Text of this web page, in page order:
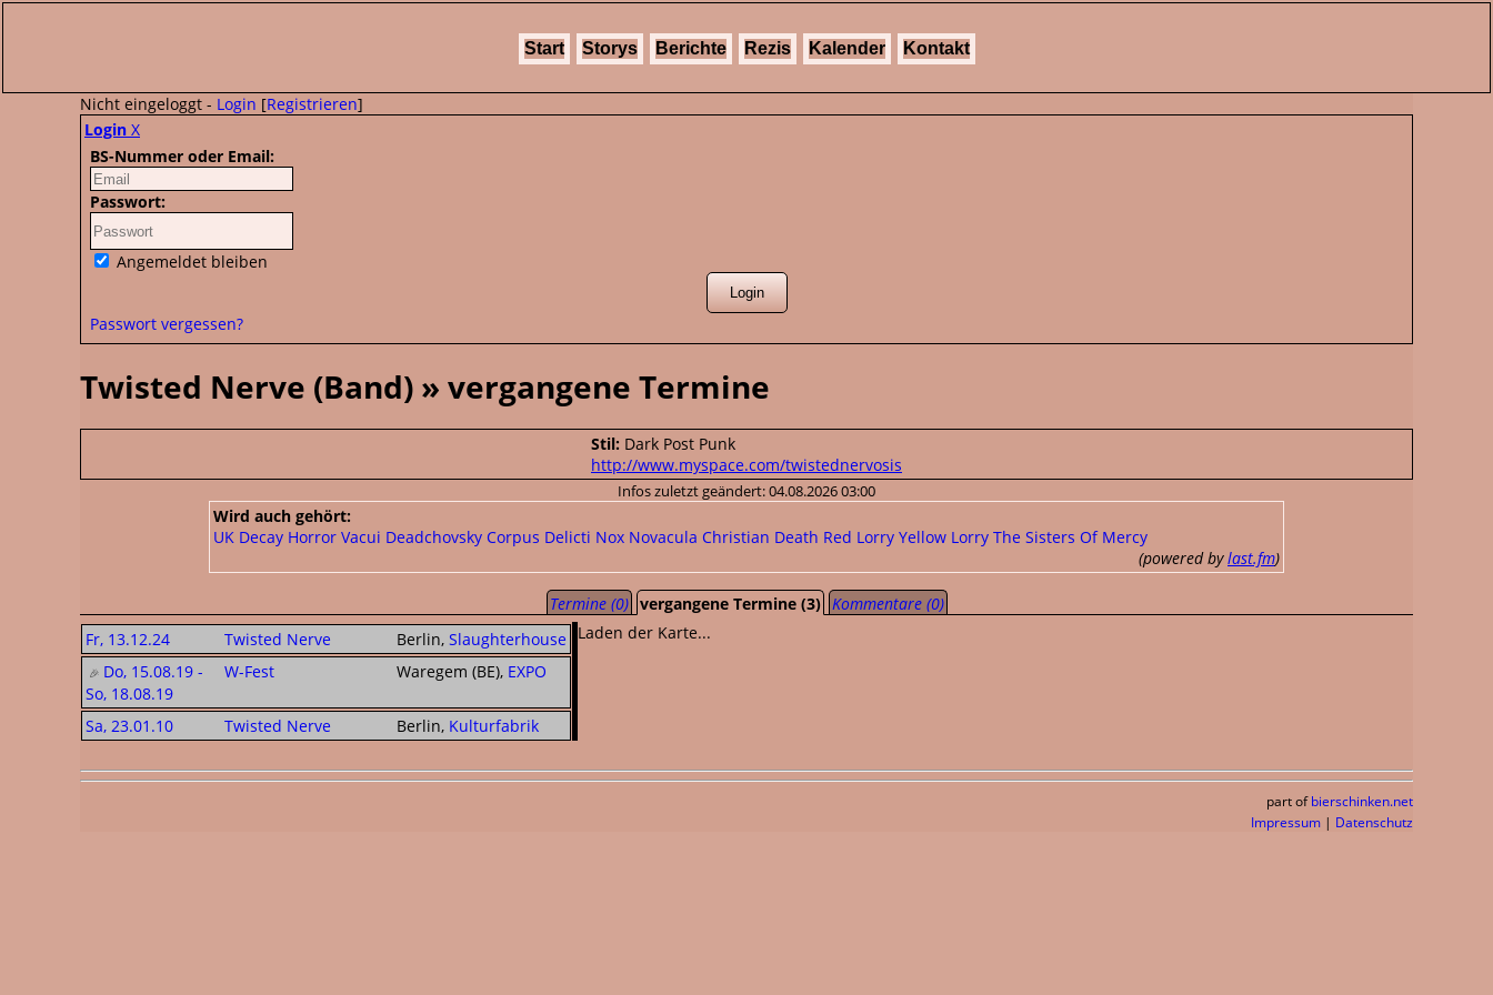
Start Storys Berichte Rezis Kalender Kontakt
Nicht eingeloggt - Login [Registrieren]
Login X
BS-Nummer oder Email:
Passwort:
Angemeldet bleiben
Passwort vergessen?
Twisted Nerve (Band) » vergangene Termine
Stil: Dark Post Punk
http://www.myspace.com/twistednervosis
Infos zuletzt geändert: 04.08.2026 03:00
Wird auch gehört:
UK Decay Horror Vacui Deadchovsky Corpus Delicti Nox Novacula Christian Death Red Lorry Yellow Lorry The Sisters Of Mercy
(powered bylast.fm)
Termine (0) vergangene Termine (3)
Kommentare (0)
Fr, 13.12.24
Twisted Nerve Berlin, Slaughterhouse
Do, 15.08.19 -
So, 18.08.19
W-Fest Waregem (BE), EXPO
Sa, 23.01.10 Twisted Nerve Berlin, Kulturfabrik
Laden der Karte...
part of bierschinken.net
Impressum | Datenschutz